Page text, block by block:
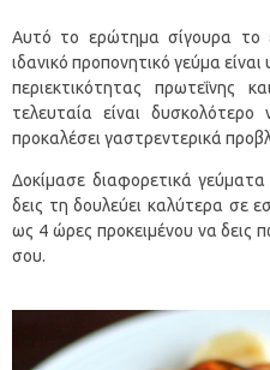
Αυτό το ερώτημα σίγουρα το
ιδανικό προπονητικό γεύμα
περιεκτικότητας
τελευταία είναι
προκαλέσει γαστρεντερικά
Δοκίμασε διαφορετικά
δεις τη δουλεύει καλύτερα σε
ως 4 ώρες προκειμένου να δεις
σου.